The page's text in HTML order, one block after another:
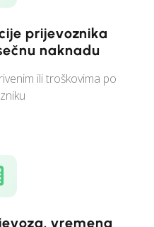
prijevoznika
naknadu
ili troškovima po
vremena